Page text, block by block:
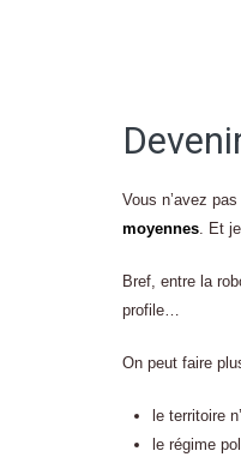
Vous n’avez
moyennes. Et
Bref, entre la
profile…
On peut faire
le territoire
le régime